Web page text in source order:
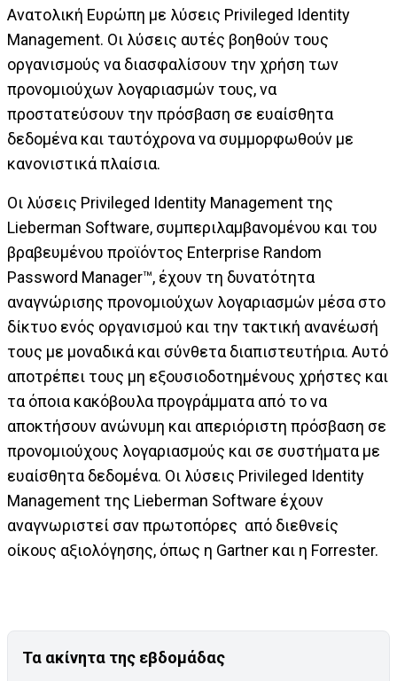
Ανατολική Ευρώπη με λύσεις Privileged Identity
Management. Οι λύσεις αυτές βοηθούν τους
οργανισμούς να διασφαλίσουν την χρήση των
προνομιούχων λογαριασμών τους, να
προστατεύσουν την πρόσβαση σε ευαίσθητα
δεδομένα και ταυτόχρονα να συμμορφωθούν με
κανονιστικά πλαίσια.
Οι λύσεις Privileged Identity Management της
Lieberman Software, συμπεριλαμβανομένου και του
βραβευμένου προϊόντος Enterprise Random
Password Manager™, έχουν τη δυνατότητα
αναγνώρισης προνομιούχων λογαριασμών μέσα στο
δίκτυο ενός οργανισμού και την τακτική ανανέωσή
τους με μοναδικά και σύνθετα διαπιστευτήρια. Αυτό
αποτρέπει τους μη εξουσιοδοτημένους χρήστες και
τα όποια κακόβουλα προγράμματα από το να
αποκτήσουν ανώνυμη και απεριόριστη πρόσβαση σε
προνομιούχους λογαριασμούς και σε συστήματα με
ευαίσθητα δεδομένα. Οι λύσεις Privileged Identity
Management της Lieberman Software έχουν
αναγνωριστεί σαν πρωτοπόρες από διεθνείς
οίκους αξιολόγησης, όπως η Gartner και η Forrester.
Τα ακίνητα της εβδομάδας